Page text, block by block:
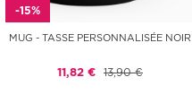
-15%
MUG - TASSE PERSONNALISÉE NOIR
11,82 € 13,90 €